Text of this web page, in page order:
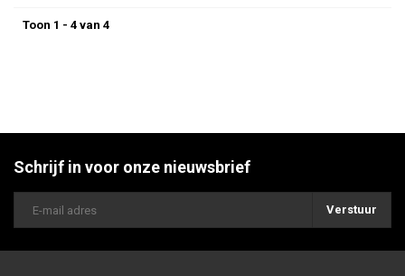
Toon 1 - 4 van 4
Schrijf in voor onze nieuwsbrief
Verstuur